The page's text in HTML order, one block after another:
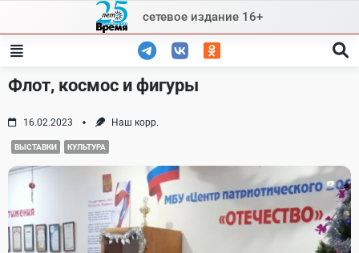
content
сетевое издание 16+
Флот, космос и фигуры
16.02.2023 Наш корр.
ВЫСТАВКИ КУЛЬТУРА